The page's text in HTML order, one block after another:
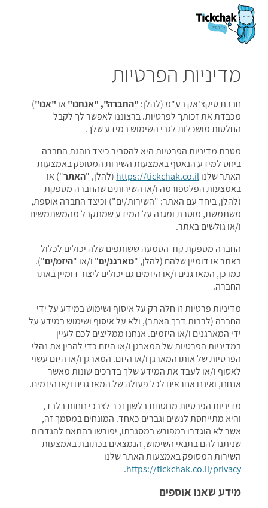
המשך
מדיניות הפרטיות
חברת טיקצ'אק בע"מ (להלן: "החברה", "אנחנו" או "אנו")
מכבדת את זכותך לפרטיות. ברצוננו לאפשר לך לקבל
החלטות מושכלות לגבי השימוש במידע שלך.
מטרת מדיניות הפרטיות היא להסביר כיצד נוהגת החברה
ביחס למידע הנאסף באמצעות השירות המסופק באמצעות
האתר שלנוhttps://tickchak.co.il (להלן, "האתר") או
באמצעות הפלטפורמה ו/או השירותים שהחברה מספקת
(להלן, ביחד עם האתר: "השירות/ים") וכיצד החברה אוספת,
משתמשת, מוסרת ומגנה על המידע שמתקבל מהמשתמשים
ו/או גולשים באתר.
החברה מספקת קוד הטמעה ששותפים שלה יכולים לכלול
באתר או דומיין שלהם (להלן, "מארגנ/ים" ו/או "היזמ/ים").
כמו כן, המארגנים ו/או היזמים גם יכולים ליצור דומיין באתר
החברה.
מדיניות פרטיות זו חלה רק על איסוף ושימוש במידע על ידי
החברה (לרבות דרך האתר), ולא על איסוף ושימוש במידע על
ידי המארגנים ו/או היזמים. אנחנו ממליצים לכם לעיין
במדיניות הפרטיות של המארגן ו/או היזם כדי להבין את נהלי
הפרטיות של אותו המארגן ו/או היזם. המארגן ו/או היזם עשוי
לאסוף ו/או לעבד את המידע שלך בדרכים שונות מאשר
אנחנו, ואיננו אחראים לכל פעולה של המארגנים ו/או היזמים.
מדיניות הפרטיות מנוסחת בלשון זכר לצרכי נוחות בלבד,
והיא מתייחסת לנשים וגברים כאחד. המונחים במסמך זה,
אשר לא הוגדרו במפורש במסגרתו, יפורשו בהתאם להגדרות
שניתנו להם בתנאי השימוש, הנמצאים בכתובת באמצעות
השירות המסופק באמצעות האתר שלנו
https://tickchak.co.il/privacy
.
מידע שאנו אוספים